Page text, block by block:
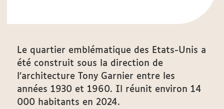
Le quartier emblématique des Etats-Unis a
été construit sous la direction de
l’architecture Tony Garnier entre les
années 1930 et 1960. Il réunit environ 14
000 habitants en 2024.